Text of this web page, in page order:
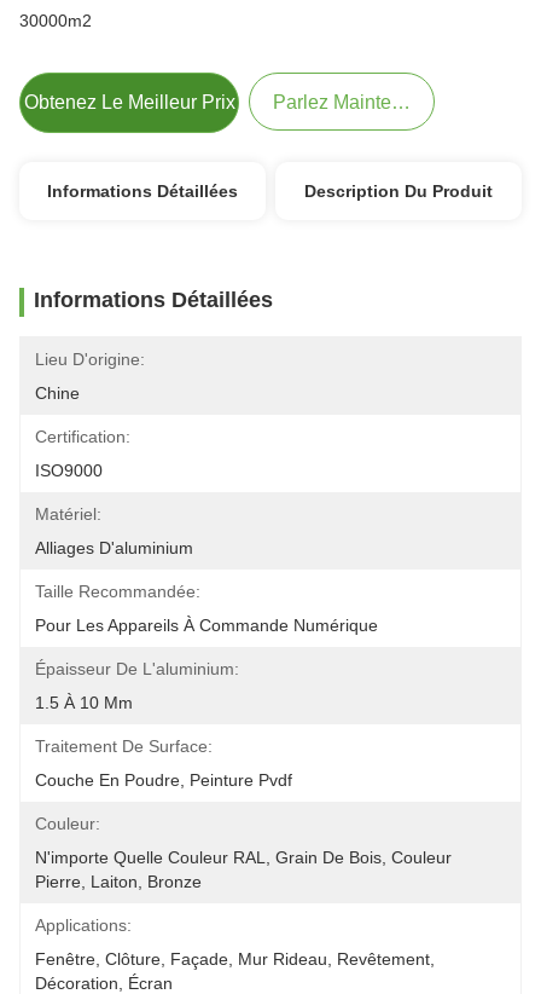
30000m2
Obtenez Le Meilleur Prix Parlez Maintenant.
Informations Détaillées Description Du Produit
Informations Détaillées
Lieu D'origine:
Chine
Certification:
ISO9000
Matériel:
Alliages D'aluminium
Taille Recommandée:
Pour Les Appareils À Commande Numérique
Épaisseur De L'aluminium:
1.5 À 10 Mm
Traitement De Surface:
Couche En Poudre, Peinture Pvdf
Couleur:
N'importe Quelle Couleur RAL, Grain De Bois, Couleur
Pierre, Laiton, Bronze
Applications:
Fenêtre, Clôture, Façade, Mur Rideau, Revêtement,
Décoration, Écran